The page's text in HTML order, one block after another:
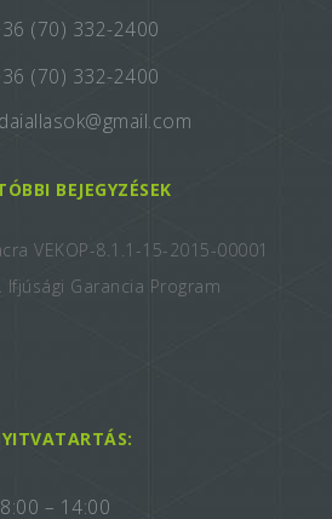
(70) 332-2400
(70) 332-2400
BEJEGYZÉSEK
VEKOP-8.1.1-15-2015-00001
Ifjúsági Garancia Program
– 14:00